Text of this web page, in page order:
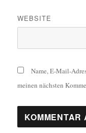
WEBSITE
Name, E-Mail-
meinen nächsten